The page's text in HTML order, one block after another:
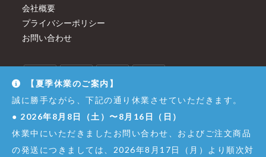
会社概要
プライバシーポリシー
お問い合わせ
【夏季休業のご案内】
誠に勝手ながら、下記の通り休業させていただきます。
● 2026年8月8日（土）〜8月16日（日）
休業中にいただきましたお問い合わせ、およびご注文商品
の発送につきましては、2026年8月17日（月）より順次対